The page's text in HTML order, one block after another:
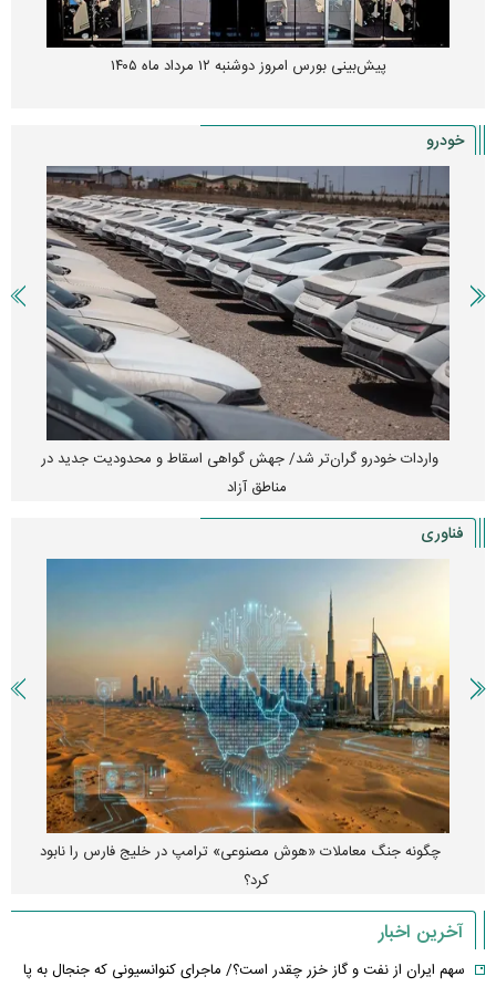
پیش‌بینی بورس امروز دوشنبه ۱۲ مرداد ماه ۱۴۰۵
خودرو
واردات خودرو گران‌تر شد/ جهش گواهی اسقاط و محدودیت جدید در
مناطق آزاد
فناوری
چگونه جنگ معاملات «هوش مصنوعی» ترامپ در خلیج فارس را نابود
کرد؟
آخرین اخبار
سهم ایران از نفت و گاز خزر چقدر است؟/ ماجرای کنوانسیونی که جنجال به پا